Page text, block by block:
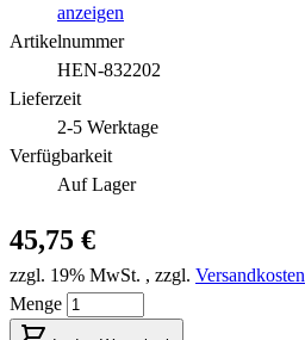
anzeigen
Artikelnummer
HEN-832202
Lieferzeit
2-5 Werktage
Verfügbarkeit
Auf Lager
45,75 €
zzgl. 19% MwSt. , zzgl. Versandkosten
Menge